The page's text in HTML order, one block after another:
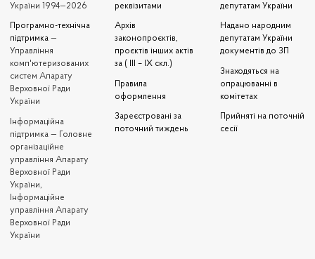
України 1994—2026
Програмно-технічна
підтримка —
Управління
комп'ютеризованих
систем Апарату
Верховної Ради
України
Iнформаційна
підтримка — Головне
організаційне
управління Апарату
Верховної Ради
України,
Інформаційне
управління Апарату
Верховної Ради
України
реквізитами
Архів
законопроєктів,
проєктів інших актів
за ( III – IX скл.)
Правила
оформлення
Зареєстровані за
поточний тиждень
депутатам України
Надано народним
депутатам України
документів до ЗП
Знаходяться на
опрацюванні в
комітетах
Прийняті на поточній
сесії